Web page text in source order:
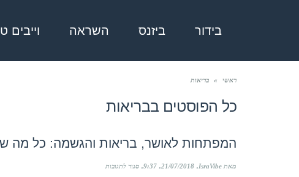
בידור ביזנס השראה וייבים
ראשי » בריאות
כל הפוסטים בבריאות
המפתחות לאושר, בריאות והגשמה: כל מה
מאת IsraVibe 21/07/2018
9:37 סגור לתגובות